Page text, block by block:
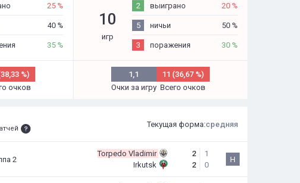
25 %
40 %
35 %
%)
очков
10
игр
2 выиграно 20 %
5 ничьи 50 %
3 поражения 30 %
1,1
Очки за игру
11 (36,67 %)
Всего очков
Текущая форма:средняя
2
Torpedo Vladimir
Irkutsk
2
2
1
0
Н